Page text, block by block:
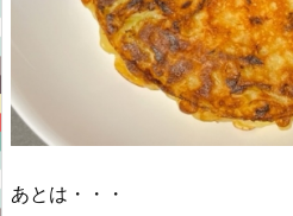
あとは・・・